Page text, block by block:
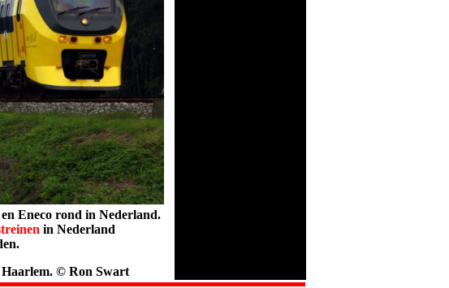
Eneco rond in Nederland.
in Nederland
© Ron Swart